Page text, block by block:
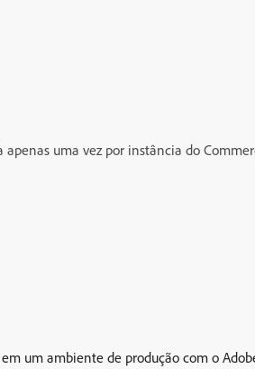
apenas uma vez por instância do
um ambiente de produção com o